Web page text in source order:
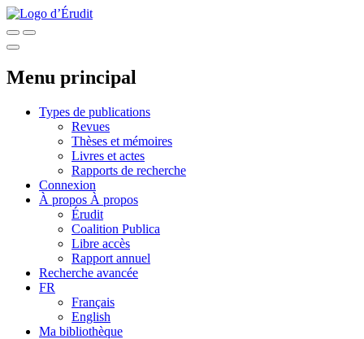
Menu principal
Types de publications
Revues
Thèses et mémoires
Livres et actes
Rapports de recherche
Connexion
À propos À propos
Érudit
Coalition Publica
Libre accès
Rapport annuel
Recherche avancée
FR
Français
English
Ma bibliothèque